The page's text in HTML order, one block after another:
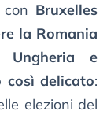
Bruxelles
la Romania
e
così delicato:
elezioni del